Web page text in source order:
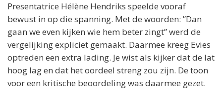
Presentatrice Hélène Hendriks speelde vooraf
bewust in op die spanning. Met de woorden: ”Dan
gaan we even kijken wie hem beter zingt” werd de
vergelijking expliciet gemaakt. Daarmee kreeg Evies
optreden een extra lading. Je wist als kijker dat de lat
hoog lag en dat het oordeel streng zou zijn. De toon
voor een kritische beoordeling was daarmee gezet.